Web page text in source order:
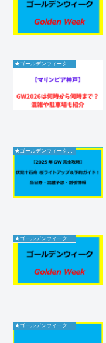
★ゴールデンウィーク2026